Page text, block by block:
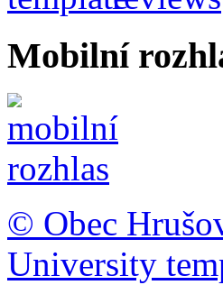
Mobilní
© Obec
University